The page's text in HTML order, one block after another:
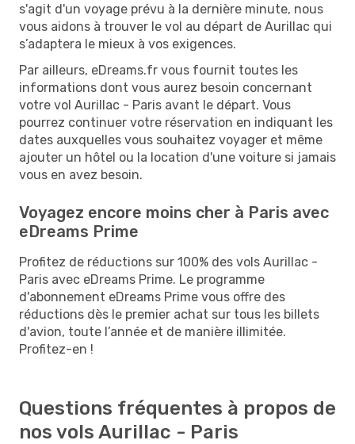
s'agit d'un voyage prévu à la dernière minute, nous
vous aidons à trouver le vol au départ de Aurillac qui
s’adaptera le mieux à vos exigences.
Par ailleurs, eDreams.fr vous fournit toutes les
informations dont vous aurez besoin concernant
votre vol Aurillac - Paris avant le départ. Vous
pourrez continuer votre réservation en indiquant les
dates auxquelles vous souhaitez voyager et même
ajouter un hôtel ou la location d'une voiture si jamais
vous en avez besoin.
Voyagez encore moins cher à Paris avec
eDreams Prime
Profitez de réductions sur 100% des vols Aurillac -
Paris avec eDreams Prime. Le programme
d'abonnement eDreams Prime vous offre des
réductions dès le premier achat sur tous les billets
d'avion, toute l’année et de manière illimitée.
Profitez-en !
Questions fréquentes à propos de
nos vols Aurillac - Paris